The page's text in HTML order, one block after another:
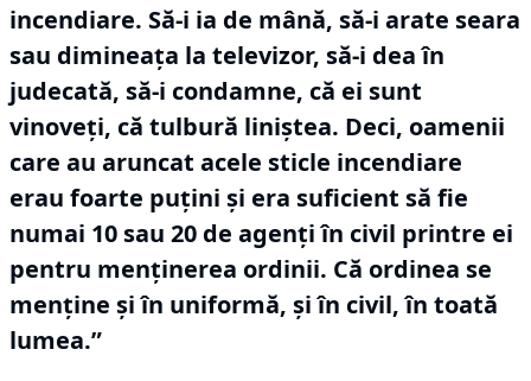
incendiare. Să-i ia de mână, să-i arate seara
sau dimineaţa la televizor, să-i dea în
judecată, să-i condamne, că ei sunt
vinoveţi, că tulbură liniştea. Deci, oamenii
care au aruncat acele sticle incendiare
erau foarte puţini şi era suficient să fie
numai 10 sau 20 de agenţi în civil printre ei
pentru menţinerea ordinii. Că ordinea se
menţine şi în uniformă, şi în civil, în toată
lumea.”